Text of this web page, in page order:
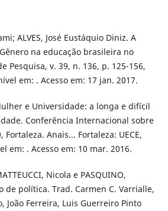
ALVES, José Eustáquio Diniz. A
na educação brasileira no
Pesquisa, v. 39, n. 136, p. 125-156,
em: . Acesso em: 17 jan. 2017.
e Universidade: a longa e difícil
Conferência Internacional sobre
Fortaleza. Anais... Fortaleza: UECE,
em: . Acesso em: 10 mar. 2016.
Nicola e PASQUINO,
de política. Trad. Carmen C. Varrialle,
João Ferreira, Luis Guerreiro Pinto